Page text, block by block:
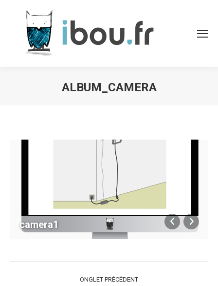
ALBUM_CAMERA
camera1
ONGLET PRÉCÉDENT